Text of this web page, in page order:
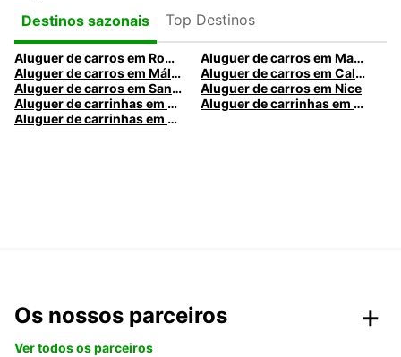
Destinos sazonais
Top Destinos
Aluguer de carros em Roma
Aluguer de carros em Madrid
Aluguer de carros em Málaga
Aluguer de carros em Caldas da Rainha
Aluguer de carros em Santa Maria da Feira
Aluguer de carros em Nice
Aluguer de carrinhas em Nice
Aluguer de carrinhas em Santa Maria da Feira
Aluguer de carrinhas em Caldas da Rainha
Os nossos parceiros
Ver todos os parceiros